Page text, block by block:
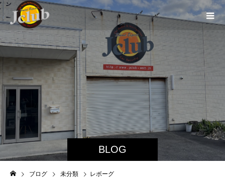
BLOG
ブログ 未分類 レボーグ